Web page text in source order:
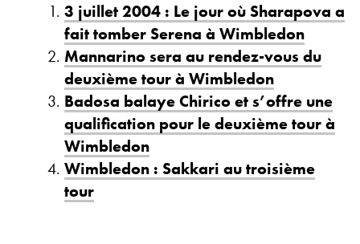
3 juillet 2004 : Le jour où Sharapova a
fait tomber Serena à Wimbledon
Mannarino sera au rendez-vous du
deuxième tour à Wimbledon
Badosa balaye Chirico et s’offre une
qualification pour le deuxième tour à
Wimbledon
Wimbledon : Sakkari au troisième
tour